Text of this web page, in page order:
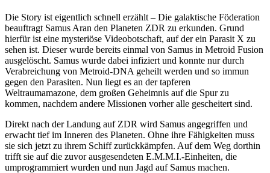
Die Story ist eigentlich schnell erzählt – Die galaktische Föderation
beauftragt Samus Aran den Planeten ZDR zu erkunden. Grund
hierfür ist eine mysteriöse Videobotschaft, auf der ein Parasit X zu
sehen ist. Dieser wurde bereits einmal von Samus in Metroid Fusion
ausgelöscht. Samus wurde dabei infiziert und konnte nur durch
Verabreichung von Metroid-DNA geheilt werden und so immun
gegen den Parasiten. Nun liegt es an der tapferen
Weltraumamazone, dem großen Geheimnis auf die Spur zu
kommen, nachdem andere Missionen vorher alle gescheitert sind.
Direkt nach der Landung auf ZDR wird Samus angegriffen und
erwacht tief im Inneren des Planeten. Ohne ihre Fähigkeiten muss
sie sich jetzt zu ihrem Schiff zurückkämpfen. Auf dem Weg dorthin
trifft sie auf die zuvor ausgesendeten E.M.M.I.-Einheiten, die
umprogrammiert wurden und nun Jagd auf Samus machen.